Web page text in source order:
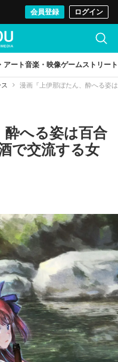
会員登録 ログイン
アート音楽・映像ゲームストリート
漫画『上伊那ぼたん、酔へる姿
酔へる姿は百合
で交流する女